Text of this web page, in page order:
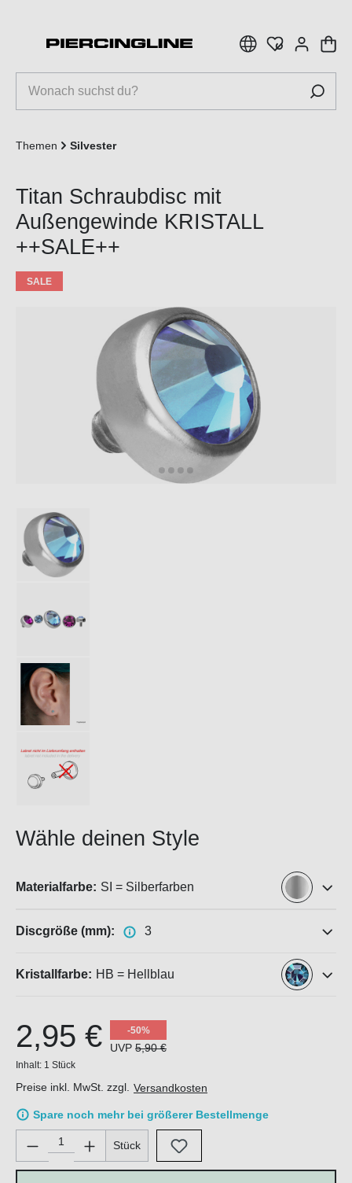
Themen Silvester
Titan Schraubdisc mit
Außengewinde KRISTALL
++SALE++
SALE
Wähle deinen Style
Materialfarbe: SI = Silberfarben
Discgröße (mm): 3
Kristallfarbe: HB = Hellblau
2,95 € -50%
UVP 5,90 €
Inhalt: 1 Stück
Preise inkl. MwSt. zzgl. Versandkosten
Spare noch mehr bei größerer Bestellmenge
Produkt Anzahl: Gib den gewünschten Wert ein oder
Stück